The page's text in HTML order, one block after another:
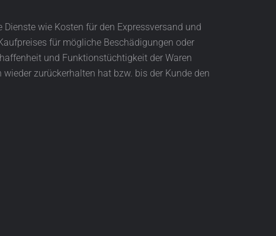
wie Kosten für den Expressversand und
für mögliche Beschädigungen oder
und Funktionstüchtigkeit der Waren
zurückerhalten hat bzw. bis der Kunde den